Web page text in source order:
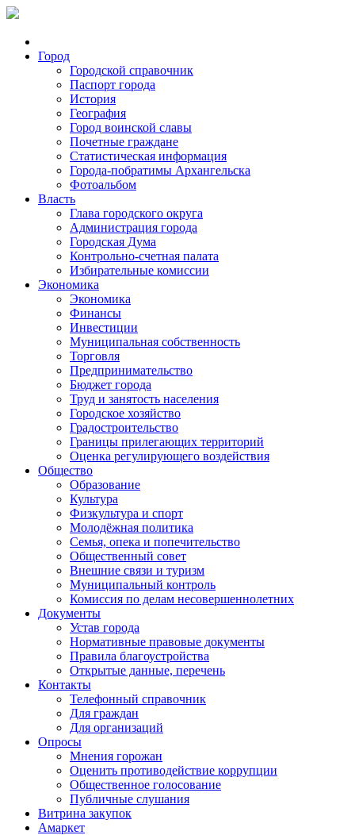
Город
Городской справочник
Паспорт города
История
География
Город воинской славы
Почетные граждане
Статистическая информация
Города-побратимы Архангельска
Фотоальбом
Власть
Глава городского округа
Администрация города
Городская Дума
Контрольно-счетная палата
Избирательные комиссии
Экономика
Экономика
Финансы
Инвестиции
Муниципальная собственность
Торговля
Предпринимательство
Бюджет города
Труд и занятость населения
Городское хозяйство
Градостроительство
Границы прилегающих территорий
Оценка регулирующего воздействия
Общество
Образование
Культура
Физкультура и спорт
Молодёжная политика
Семья, опека и попечительство
Общественный совет
Внешние связи и туризм
Муниципальный контроль
Комиссия по делам несовершеннолетних
Документы
Устав города
Нормативные правовые документы
Правила благоустройства
Открытые данные, перечень
Контакты
Телефонный справочник
Для граждан
Для организаций
Опросы
Мнения горожан
Оценить противодействие коррупции
Общественное голосование
Публичные слушания
Витрина закупок
Амаркет